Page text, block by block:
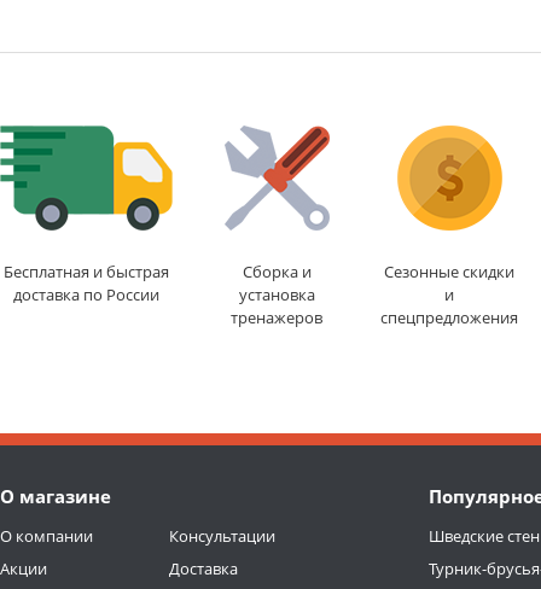
Бесплатная и быстрая
доставка по России
Сборка и
установка
тренажеров
Сезонные скидки
и
спецпредложения
О магазине
О компании
Акции
Консультации
Доставка
Шведские
Турник-